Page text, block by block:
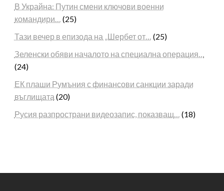
В Украйна: Путин смени ключови военни
командири… (25)
Тази вечер в епизода на „Шербет от… (25)
Зеленски обяви началото на специална операция…
(24)
ЕК плаши Румъния с финансови санкции заради
въглищата (20)
Русия разпространи видеозапис, показващ… (18)